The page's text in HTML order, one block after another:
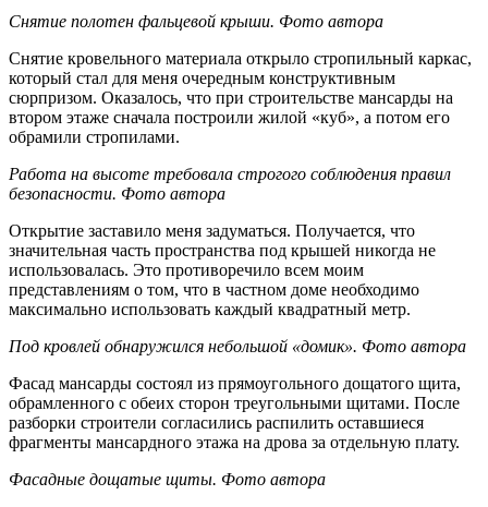
Снятие полотен фальцевой крыши. Фото автора
Снятие кровельного материала открыло стропильный каркас,
который стал для меня очередным конструктивным
сюрпризом. Оказалось, что при строительстве мансарды на
втором этаже сначала построили жилой «куб», а потом его
обрамили стропилами.
Работа на высоте требовала строгого соблюдения правил
безопасности. Фото автора
Открытие заставило меня задуматься. Получается, что
значительная часть пространства под крышей никогда не
использовалась. Это противоречило всем моим
представлениям о том, что в частном доме необходимо
максимально использовать каждый квадратный метр.
Под кровлей обнаружился небольшой «домик». Фото автора
Фасад мансарды состоял из прямоугольного дощатого щита,
обрамленного с обеих сторон треугольными щитами. После
разборки строители согласились распилить оставшиеся
фрагменты мансардного этажа на дрова за отдельную плату.
Фасадные дощатые щиты. Фото автора